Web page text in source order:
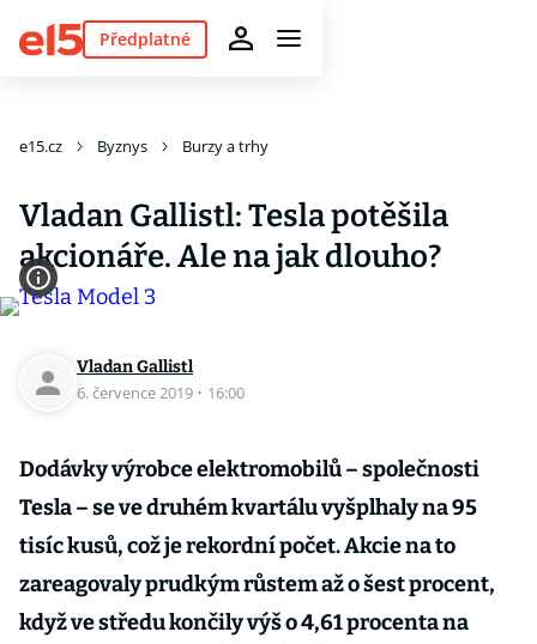
Předplatné
e15.cz Byznys Burzy a trhy
Vladan Gallistl: Tesla potěšila
akcionáře. Ale na jak dlouho?
Vladan Gallistl
6. července 2019 · 16:00
Dodávky výrobce elektromobilů – společnosti
Tesla – se ve druhém kvartálu vyšplhaly na 95
tisíc kusů, což je rekordní počet. Akcie na to
zareagovaly prudkým růstem až o šest procent,
když ve středu končily výš o 4,61 procenta na